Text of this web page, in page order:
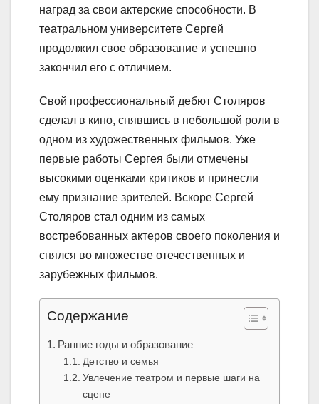
наград за свои актерские способности. В
театральном университете Сергей
продолжил свое образование и успешно
закончил его с отличием.
Свой профессиональный дебют Столяров
сделал в кино, снявшись в небольшой роли в
одном из художественных фильмов. Уже
первые работы Сергея были отмечены
высокими оценками критиков и принесли
ему признание зрителей. Вскоре Сергей
Столяров стал одним из самых
востребованных актеров своего поколения и
снялся во множестве отечественных и
зарубежных фильмов.
Содержание
Ранние годы и образование
Детство и семья
Увлечение театром и первые шаги на
сцене